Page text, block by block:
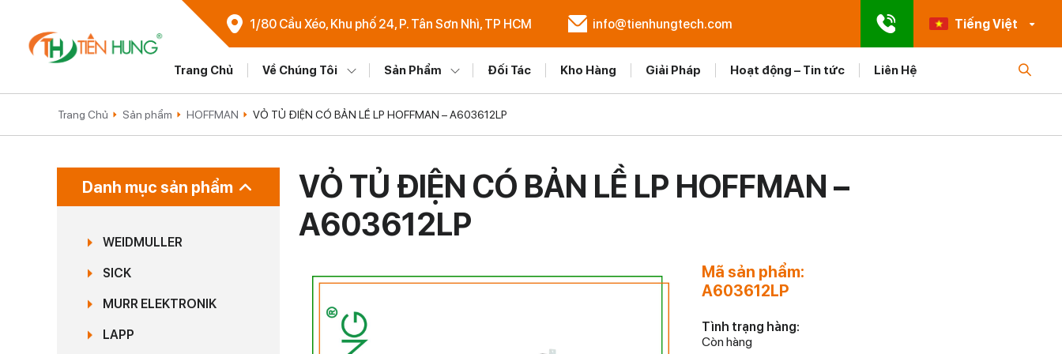
1/80 Cầu Xéo, Khu phố 24, P. Tân Sơn Nhì, TP HCM info@tienhungtech.com Tiếng Việt
Trang Chủ Về Chúng Tôi Sản Phẩm Đối Tác Kho Hàng Giải Pháp Hoạt động – Tin tức Liên Hệ
Trang Chủ Sản phẩm HOFFMAN VỎ TỦ ĐIỆN CÓ BẢN LỀ LP HOFFMAN – A603612LP
Danh mục sản phẩm
WEIDMULLER
SICK
MURR ELEKTRONIK
LAPP
VỎ TỦ ĐIỆN CÓ BẢN LỀ LP HOFFMAN –
A603612LP
Mã sản phẩm:
A603612LP
Tình trạng hàng:
Còn hàng